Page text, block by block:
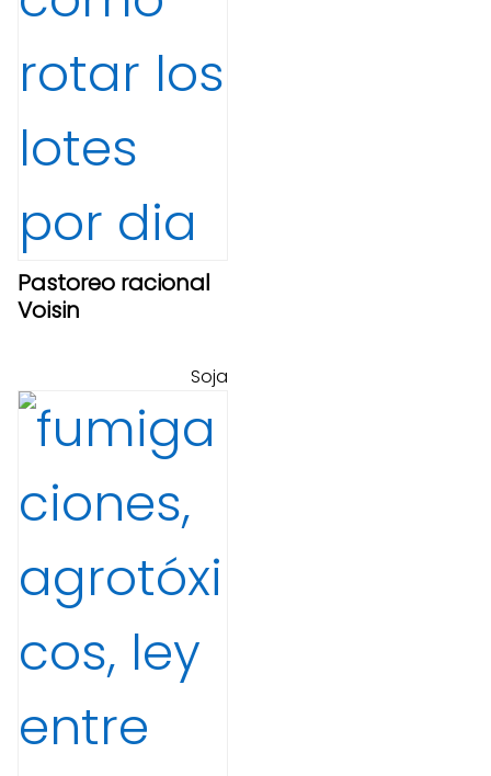
Pastoreo racional
Voisin
Soja